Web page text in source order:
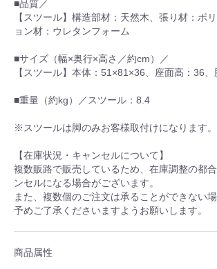
■品質／
【スツール】構造部材：天然木、張り材：ポ
ョン材：ウレタンフォーム
■サイズ（幅×奥行×高さ／約cm）／
【スツール】本体：51×81×36、座面高：36
■重量（約kg）／スツール：8.4
※スツールは脚のみお客様取付けになります。
【在庫状況・キャンセルについて】
複数販路で販売しているため、在庫調整の都
ンセルになる場合がございます。
また、複数個のご注文は承ることができない場
予めご了承くださいますようお願いします。
商品属性